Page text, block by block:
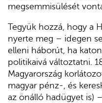
megsemmisülését
Tegyük hozzá, hogy a
nyerte meg – idegen
elleni háborút, ha
politikaivá változtatni.
Magyarország
magyar pénz-, és
az önálló hadügyet is)